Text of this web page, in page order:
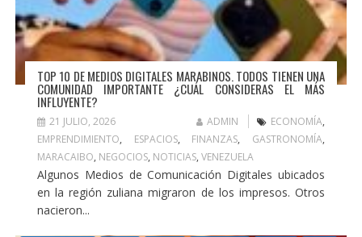
TOP 10 DE MEDIOS DIGITALES MARABINOS. TODOS TIENEN UNA
COMUNIDAD IMPORTANTE ¿CUÁL CONSIDERAS EL MÁS
INFLUYENTE?
21 JULIO, 2026 ADMIN ECONOMÍA,
EMPRENDIMIENTO, ESPACIOS, FINANZAS, GASTRONOMÍA,
MARACAIBO, NEGOCIOS, NOTICIAS, VENEZUELA
Algunos Medios de Comunicación Digitales ubicados
en la región zuliana migraron de los impresos. Otros
nacieron...